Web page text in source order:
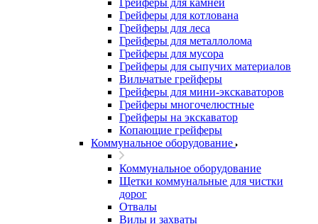
Грейферы для камней
Грейферы для котлована
Грейферы для леса
Грейферы для металлолома
Грейферы для мусора
Грейферы для сыпучих материалов
Вильчатые грейферы
Грейферы для мини-экскаваторов
Грейферы многочелюстные
Грейферы на экскаватор
Копающие грейферы
Коммунальное оборудование
Коммунальное оборудование
Щетки коммунальные для чистки
дорог
Отвалы
Вилы и захваты